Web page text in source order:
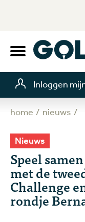
Inloggen
home nieuws
Nieuws
Speel
met de
Challenge
rondje